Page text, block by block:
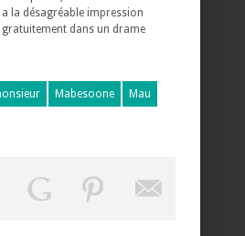
a la désagréable impression
gratuitement dans un drame
Mabesoone Mau